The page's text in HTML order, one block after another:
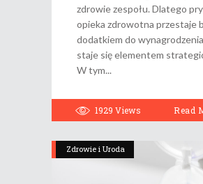
zdrowie zespołu. Dlatego
opieka zdrowotna przestaje
dodatkiem do
staje się elementem
W tym
1929 Views Read
Zdrowie i Uroda